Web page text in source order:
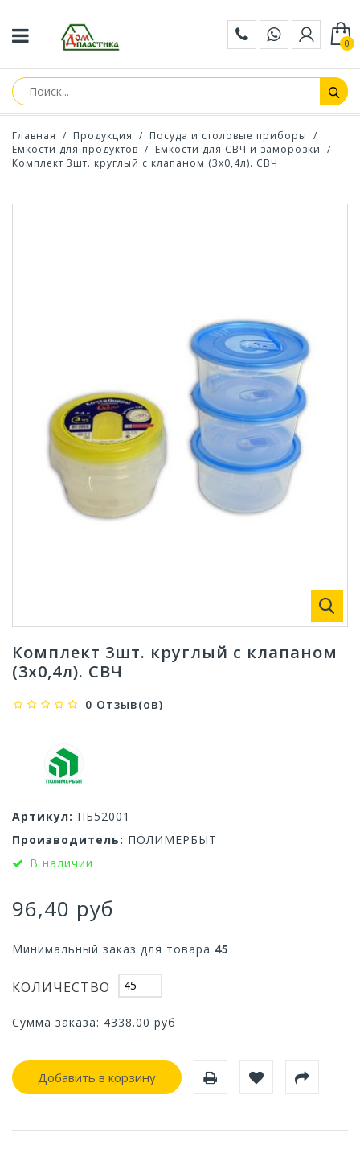
0
Главная / Продукция / Посуда и столовые приборы /
Емкости для продуктов / Емкости для СВЧ и заморозки /
Комплект 3шт. круглый с клапаном (3х0,4л). СВЧ
Комплект 3шт. круглый с клапаном
(3х0,4л). СВЧ
0 Отзыв(ов)
Артикул: ПБ52001
Производитель: ПОЛИМЕРБЫТ
В наличии
96,40 руб
Минимальный заказ для товара 45
КОЛИЧЕСТВО
Сумма заказа: 4338.00 руб
Добавить в корзину